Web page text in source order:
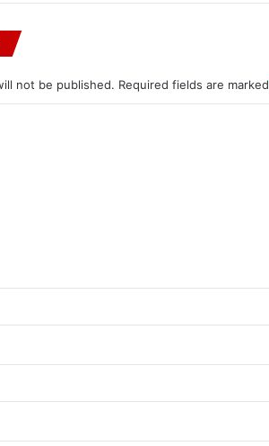
not be published. Required fields are marked